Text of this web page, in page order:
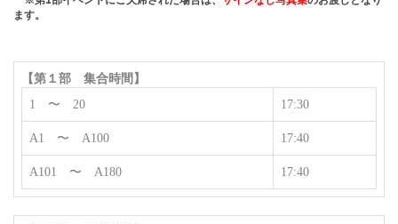
ます。
【第１部 集合時間】
1 〜 20 17:30
A1 〜 A100 17:40
A101 〜 A180 17:40